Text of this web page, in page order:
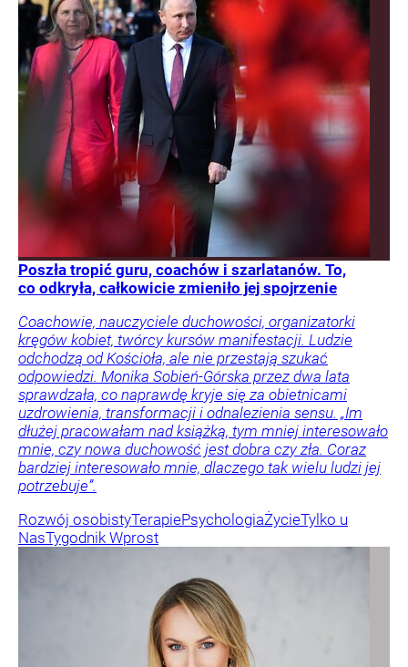
Poszła tropić guru, coachów i szarlatanów. To,
co odkryła, całkowicie zmieniło jej spojrzenie
Coachowie, nauczyciele duchowości, organizatorki
kręgów kobiet, twórcy kursów manifestacji. Ludzie
odchodzą od Kościoła, ale nie przestają szukać
odpowiedzi. Monika Sobień-Górska przez dwa lata
sprawdzała, co naprawdę kryje się za obietnicami
uzdrowienia, transformacji i odnalezienia sensu. „Im
dłużej pracowałam nad książką, tym mniej interesowało
mnie, czy nowa duchowość jest dobra czy zła. Coraz
bardziej interesowało mnie, dlaczego tak wielu ludzi jej
potrzebuje”.
Rozwój osobistyTerapiePsychologiaŻycieTylko u
NasTygodnik Wprost